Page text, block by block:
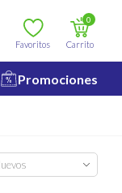
Favoritos Carrito
0
Promociones